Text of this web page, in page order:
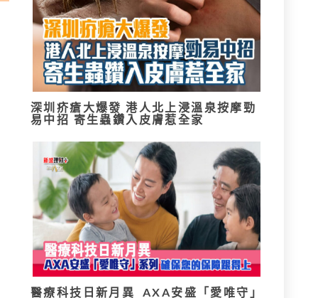
深圳疥瘡大爆發 港人北上浸溫泉按摩勁
易中招 寄生蟲鑽入皮膚惹全家
醫療科技日新月異 AXA安盛「愛唯守」